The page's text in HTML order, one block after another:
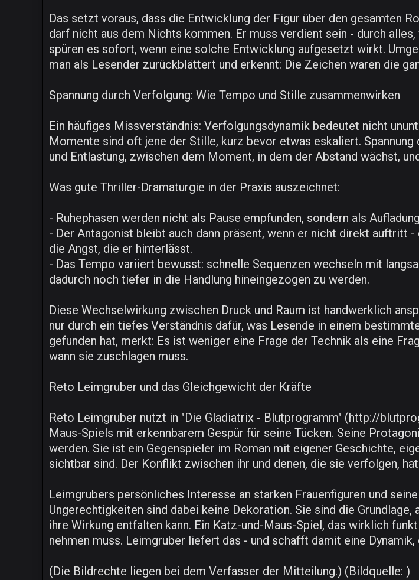
Das setzt voraus, dass die Entwicklung der Figur über den gesamten
darf nicht aus dem Nichts kommen. Er muss verdient sein - durch
spüren es sofort, wenn eine solche Entwicklung aufgesetzt wirkt.
man als Lesender zurückblättert und erkennt: Die Zeichen waren die
Spannung durch Verfolgung: Wie Tempo und Stille zusammenwirken
Ein häufiges Missverständnis: Verfolgungsdynamik bedeutet nicht
Momente sind oft jene der Stille, kurz bevor etwas eskaliert.
und Entlastung, zwischen dem Moment, in dem der Abstand wächst,
Was gute Thriller-Dramaturgie in der Praxis auszeichnet:
- Ruhephasen werden nicht als Pause empfunden, sondern als
- Der Antagonist bleibt auch dann präsent, wenn er nicht direkt auftritt
die Angst, die er hinterlässt.
- Das Tempo variiert bewusst: schnelle Sequenzen wechseln mit
dadurch noch tiefer in die Handlung hineingezogen zu werden.
Diese Wechselwirkung zwischen Druck und Raum ist handwerklich
nur durch ein tiefes Verständnis dafür, was Lesende in einem
gefunden hat, merkt: Es ist weniger eine Frage der Technik als eine
wann sie zuschlagen muss.
Reto Leimgruber und das Gleichgewicht der Kräfte
Reto Leimgruber nutzt in "Die Gladiatrix - Blutprogramm" (http://
Maus-Spiels mit erkennbarem Gespür für seine Tücken. Seine
werden. Sie ist ein Gegenspieler im Roman mit eigener Geschichte,
sichtbar sind. Der Konflikt zwischen ihr und denen, die sie verfolgen,
Leimgrubers persönliches Interesse an starken Frauenfiguren und
Ungerechtigkeiten sind dabei keine Dekoration. Sie sind die
ihre Wirkung entfalten kann. Ein Katz-und-Maus-Spiel, das wirklich
nehmen muss. Leimgruber liefert das - und schafft damit eine
(Die Bildrechte liegen bei dem Verfasser der Mitteilung.) (Bildquelle: )